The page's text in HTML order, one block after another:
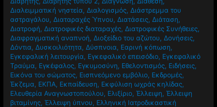
Διαλειμματική νηστεία, Διαλογισμός, Διάστρεμμα του
αστραγάλου, Διαταραχές Ύπνου, Διατάσεις, Διάταση,
Διατροφή, Διατροφικές διαταραχές, Διατροφικές Συνήθειες,
Διαφραγματική αναπνοή, Διοξείδιο του αζώτου, Δονήσεις,
Δόντια, Δυσκοιλιότητα, Δύσπνοια, Εαρινή κόπωση,
Εγκεφαλική λειτουργία, Εγκεφαλικό επεισόδιο, Εγκεφαλικό
Τραύμα, Εγκέφαλος, Εγκυμοσύνη, Εθελοντισμός, Ειδήσεις,
Εικόνα του σώματος, Εισπνεόμενο εμβόλιο, Εκδρομές,
Έκζεμα, ΕΚΠΑ, Εκπαίδευση, Εκφύλιση ωχράς κηλίδας,
Ελευθερία Αναγνωστοπούλου, Ελιξίριο,Έλλειψη,Έλλειψη
βιταμίνης,Έλλειψη ύπνου, Ελληνική Ιατροδικαστική